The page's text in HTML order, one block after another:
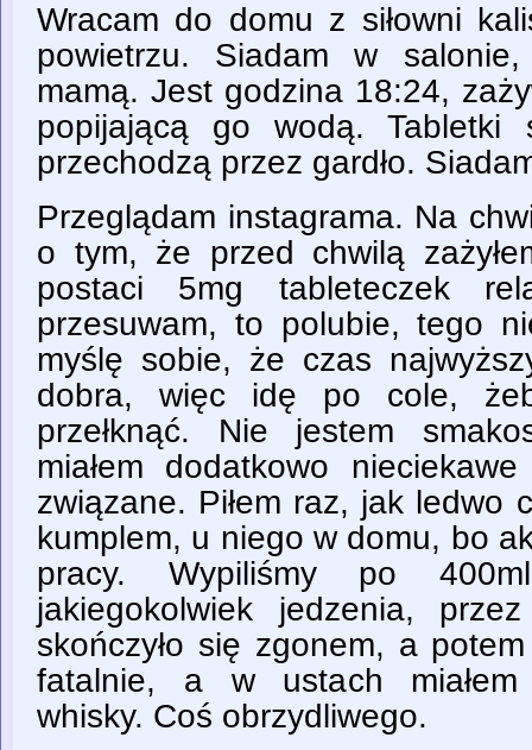
Wracam do domu z siłowni
powietrzu. Siadam w
mamą. Jest godzina 18:24,
popijającą go wodą. Tabletki
przechodzą przez gardło.
Przeglądam instagrama. Na
o tym, że przed chwilą
postaci 5mg tableteczek
przesuwam, to polubie, tego
myślę sobie, że czas
dobra, więc idę po cole,
przełknąć. Nie jestem
miałem dodatkowo
związane. Piłem raz, jak ledwo
kumplem, u niego w domu, bo
pracy. Wypiliśmy po
jakiegokolwiek jedzenia,
skończyło się zgonem, a
fatalnie, a w ustach miałem
whisky. Coś obrzydliwego.